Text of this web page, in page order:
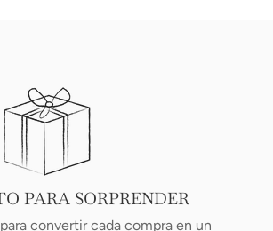
PARA SORPRENDER
convertir cada compra en un